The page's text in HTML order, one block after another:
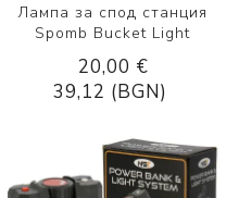
Лампа за спод станция
Spomb Bucket Light
20,00 €
39,12 (BGN)